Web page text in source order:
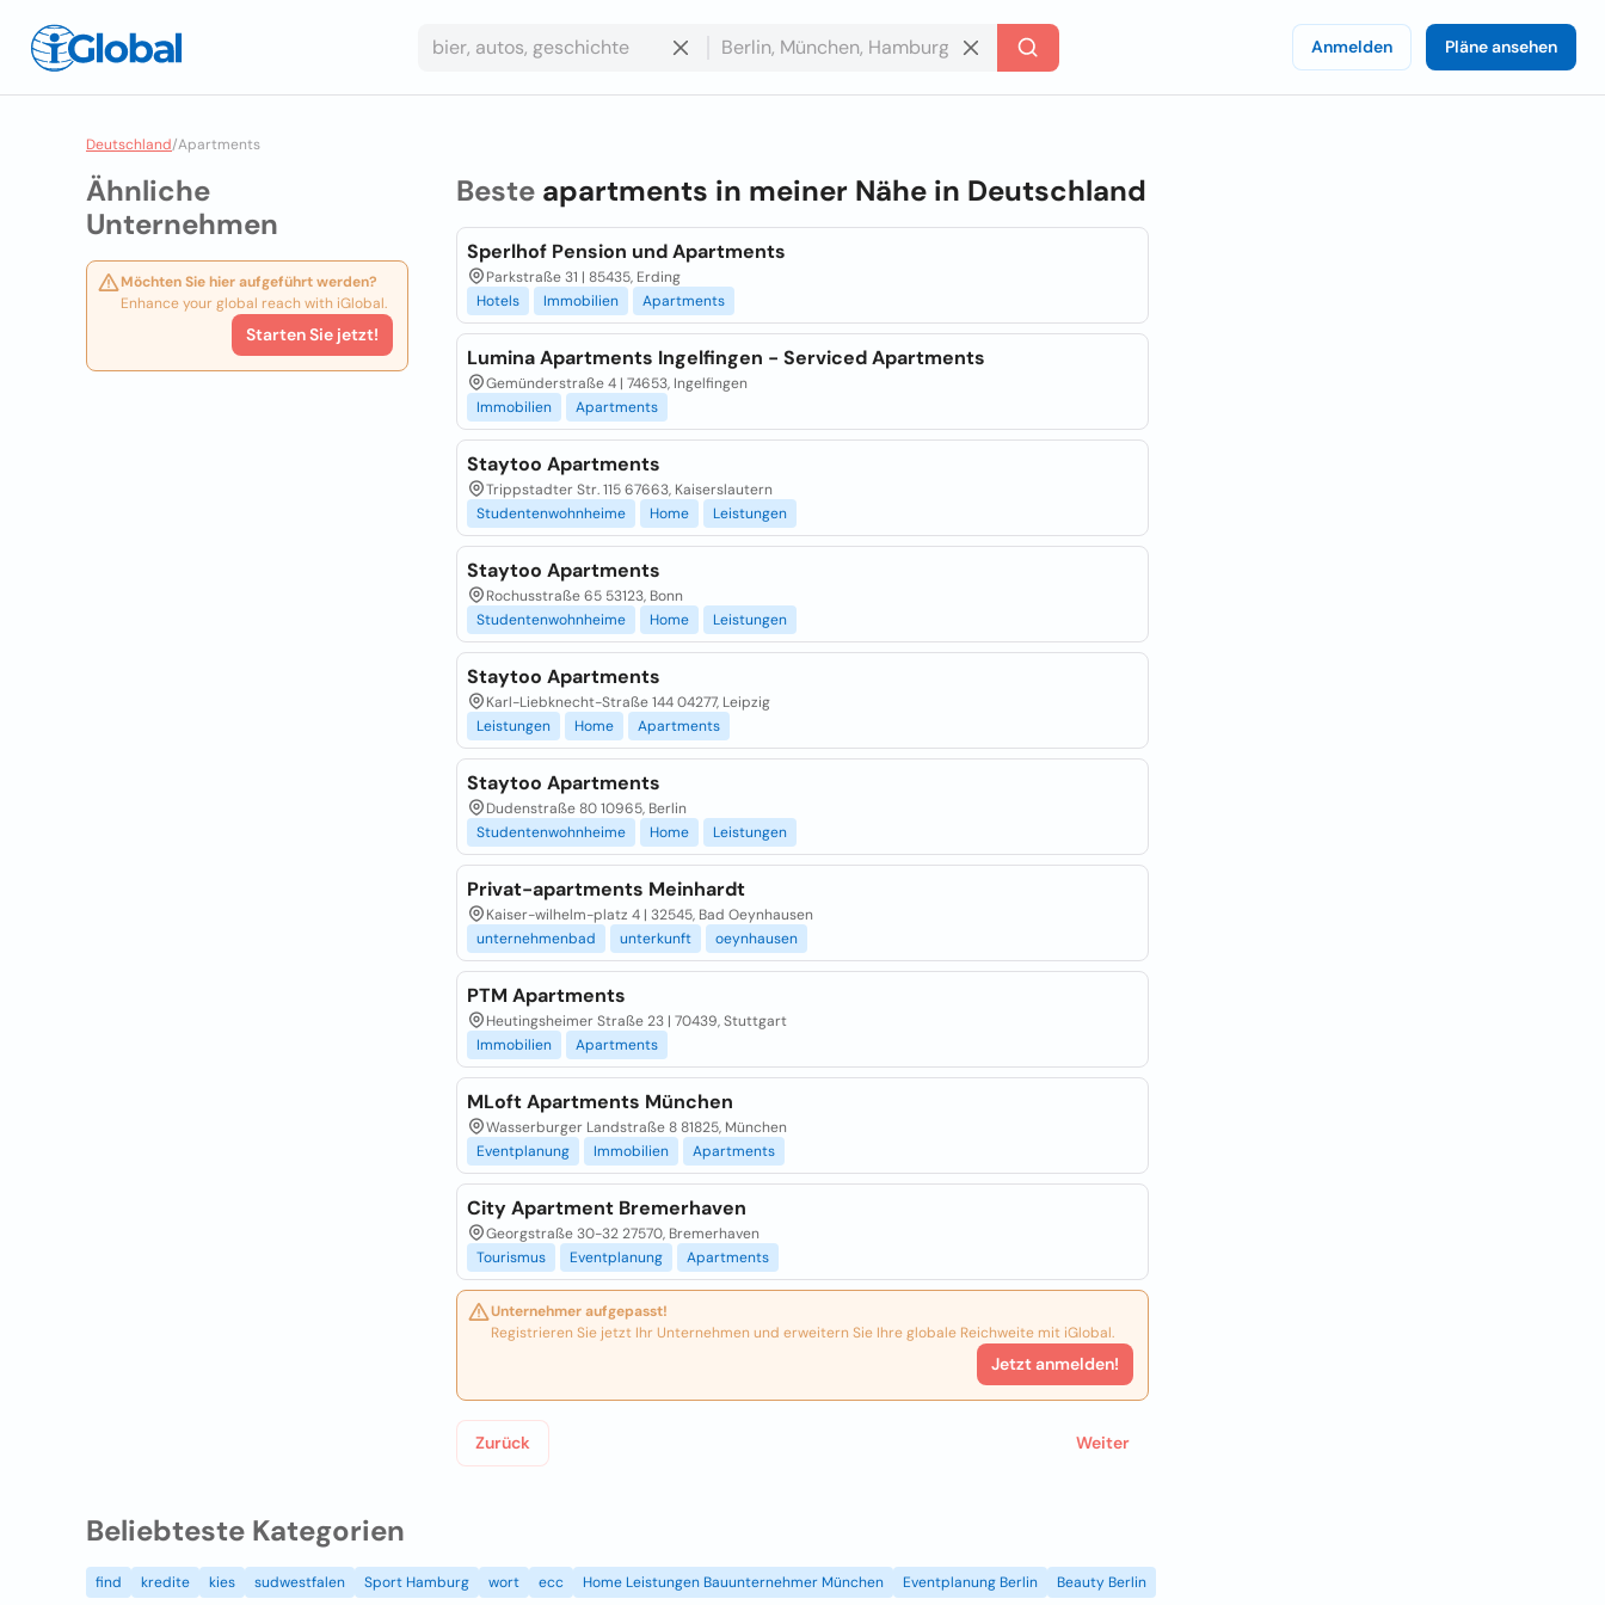
Anmelden Pläne ansehen
Deutschland/Apartments
Ähnliche
Unternehmen
Möchten Sie hier aufgeführt werden?
Enhance your global reach with iGlobal.
Starten Sie jetzt!
Beste apartments in meiner Nähe in Deutschland
Sperlhof Pension und Apartments
Parkstraße 31 | 85435, Erding
Hotels
Immobilien Apartments
Lumina Apartments Ingelfingen - Serviced Apartments
Gemünderstraße 4 | 74653, Ingelfingen
Immobilien
Apartments
Staytoo Apartments
Trippstadter Str. 115 67663, Kaiserslautern
Studentenwohnheime
Home Leistungen
Staytoo Apartments
Rochusstraße 65 53123, Bonn
Studentenwohnheime
Home Leistungen
Staytoo Apartments
Karl-Liebknecht-Straße 144 04277, Leipzig
Leistungen
Home Apartments
Staytoo Apartments
Dudenstraße 80 10965, Berlin
Studentenwohnheime
Home Leistungen
Privat-apartments Meinhardt
Kaiser-wilhelm-platz 4 | 32545, Bad Oeynhausen
unternehmenbad
unterkunft oeynhausen
PTM Apartments
Heutingsheimer Straße 23 | 70439, Stuttgart
Immobilien
Apartments
MLoft Apartments München
Wasserburger Landstraße 8 81825, München
Eventplanung
Immobilien Apartments
City Apartment Bremerhaven
Georgstraße 30-32 27570, Bremerhaven
Tourismus
Eventplanung Apartments
Unternehmer aufgepasst!
Registrieren Sie jetzt Ihr Unternehmen und erweitern Sie Ihre globale Reichweite mit iGlobal.
Jetzt anmelden!
Zurück Weiter
Beliebteste Kategorien
find kredite kies sudwestfalen Sport Hamburg wort ecc Home Leistungen Bauunternehmer München Eventplanung Berlin Beauty Berlin